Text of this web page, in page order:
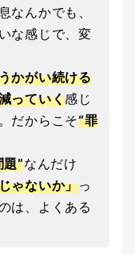
なんかでも、
な感じで、変
かがい続ける
っていく感じ
だからこそ“罪
題”なんだけ
ゃないか」っ
は、よくある